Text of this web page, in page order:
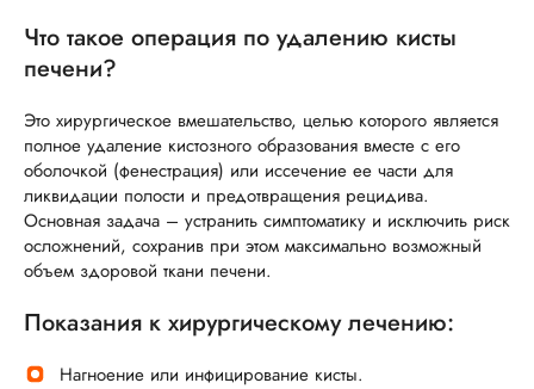
Что такое операция по удалению кисты
печени?
Это хирургическое вмешательство, целью которого является
полное удаление кистозного образования вместе с его
оболочкой (фенестрация) или иссечение ее части для
ликвидации полости и предотвращения рецидива.
Основная задача – устранить симптоматику и исключить риск
осложнений, сохранив при этом максимально возможный
объем здоровой ткани печени.
Показания к хирургическому лечению:
Нагноение или инфицирование кисты.